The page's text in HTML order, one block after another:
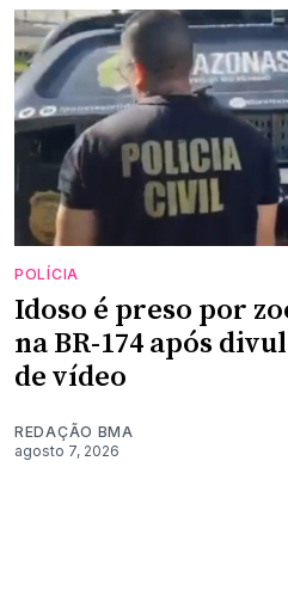
POLÍCIA
Idoso é preso por
na BR-174 após
de vídeo
REDAÇÃO BMA
agosto 7, 2026